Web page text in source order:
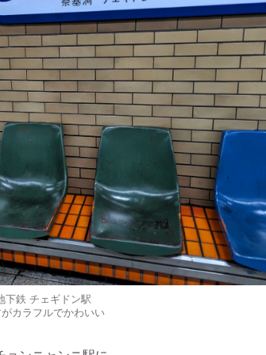
下鉄 チェギドン駅
カラフルでかわいい